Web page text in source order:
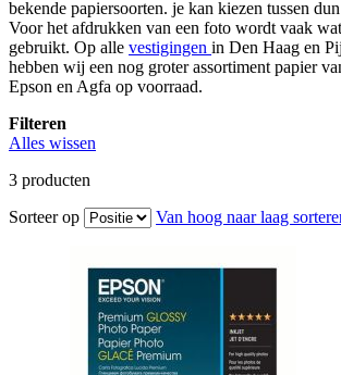
bekende papiersoorten. je kan kiezen tussen
Voor het afdrukken van een foto wordt vaak
gebruikt. Op alle vestigingen in Den Haag en
hebben wij een nog groter assortiment papier
Epson en Agfa op voorraad.
Filteren
Alles wissen
3 producten
Sorteer op
Van hoog naar laag